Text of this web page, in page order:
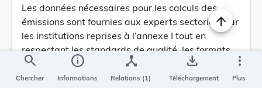
Les données nécessaires pour les calculs des
émissions sont fournies aux experts sectoriels par
les institutions reprises à l’annexe I tout en
respectant les standards de qualité, les formats
et les délais établis par l’Entité nationale unique.
Il s’agit notamment de données résultant de
search
Chercher
info
Informations
device_hub
Relations (1)
save_alt
Téléchargement
more_vert
Plus